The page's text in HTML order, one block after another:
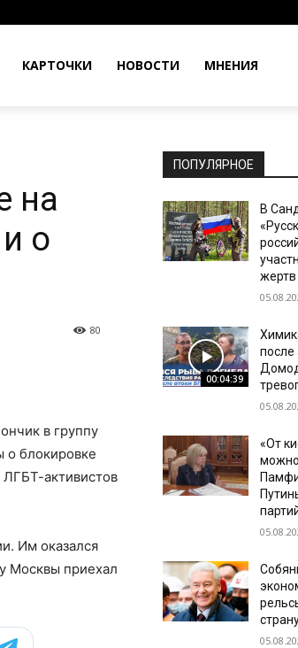
КАРТОЧКИ НОВОСТИ МНЕНИЯ
на
о
80
в группу
о блокировке
активистов
Им оказался
Москвы приехал
ПОПУЛЯРНОЕ
В
жертв
00:04:39
«От
можно